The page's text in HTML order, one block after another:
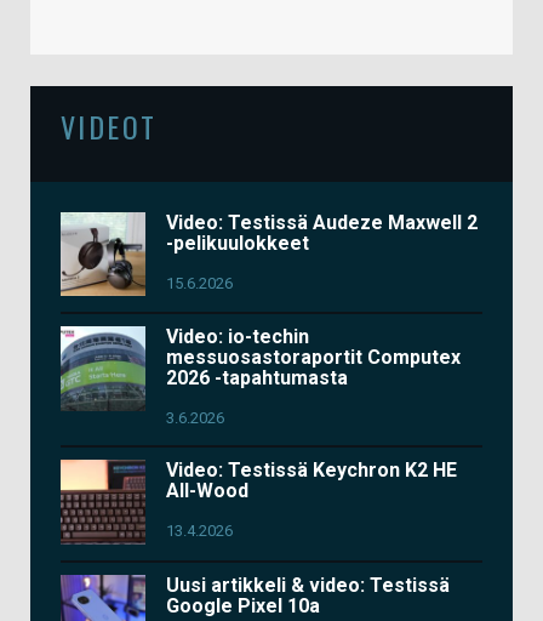
VIDEOT
Video: Testissä Audeze Maxwell 2
-pelikuulokkeet
15.6.2026
Video: io-techin
messuosastoraportit Computex
2026 -tapahtumasta
3.6.2026
Video: Testissä Keychron K2 HE
All-Wood
13.4.2026
Uusi artikkeli & video: Testissä
Google Pixel 10a